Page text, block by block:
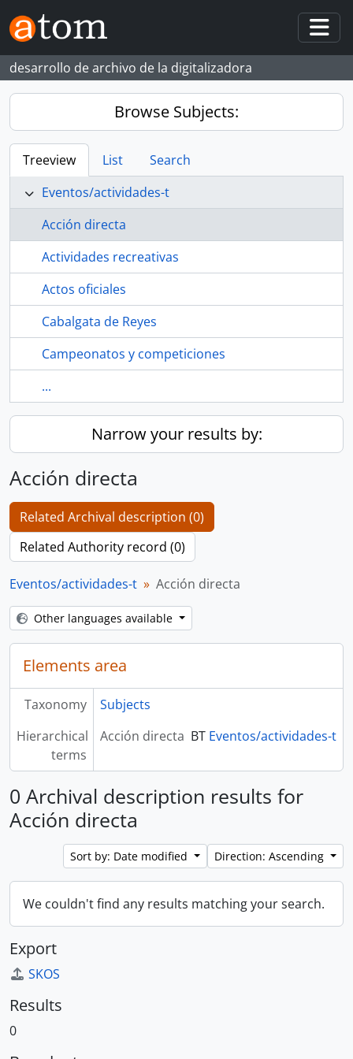
Skip to main content
desarrollo de archivo de la digitalizadora
Browse Subjects:
Treeview List
Search
Eventos/actividades-t
Acción directa
Actividades recreativas
Actos oficiales
Cabalgata de Reyes
Campeonatos y competiciones
...
Narrow your results by:
Acción directa
Related Archival description (0)
Related Authority record (0)
Eventos/actividades-t Acción directa
Other languages available
Elements area
Taxonomy
Subjects
Hierarchical
terms
Acción directa BT Eventos/actividades-t
0 Archival description results for
Acción directa
Sort by: Date modified Direction: Ascending
We couldn't find any results matching your search.
Export
SKOS
Results
0